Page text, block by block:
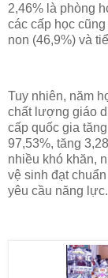
2,46% là phòng
các cấp học
non (46,9%) và
Tuy nhiên, năm
chất lượng giáo
cấp quốc gia
97,53%, tăng
nhiều khó khăn,
vệ sinh đạt
yêu cầu năng lực.